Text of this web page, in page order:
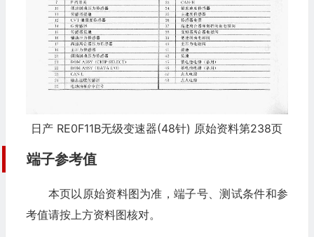
日产 RE0F11B无级变速器(48针) 原始资料第238页
端子参考值
本页以原始资料图为准，端子号、测试条件和参
考值请按上方资料图核对。